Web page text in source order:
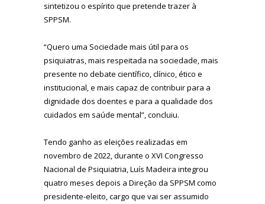
sintetizou o espírito que pretende trazer à
SPPSM.
“Quero uma Sociedade mais útil para os
psiquiatras, mais respeitada na sociedade, mais
presente no debate científico, clínico, ético e
institucional, e mais capaz de contribuir para a
dignidade dos doentes e para a qualidade dos
cuidados em saúde mental”, concluiu.
Tendo ganho as eleições realizadas em
novembro de 2022, durante o XVI Congresso
Nacional de Psiquiatria, Luís Madeira integrou
quatro meses depois a Direção da SPPSM como
presidente-eleito, cargo que vai ser assumido